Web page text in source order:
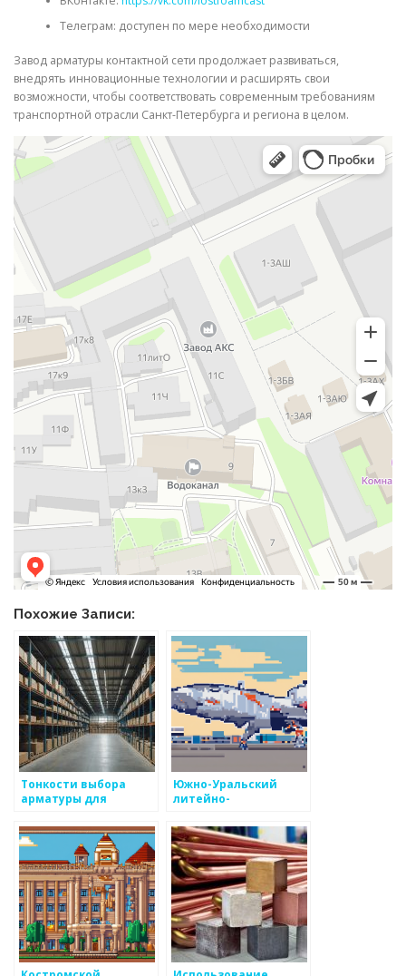
Телеграм: доступен по мере необходимости
Завод арматуры контактной сети продолжает развиваться,
внедрять инновационные технологии и расширять свои
возможности, чтобы соответствовать современным требованиям
транспортной отрасли Санкт-Петербурга и региона в целом.
Похожие Записи:
Тонкости выбора
арматуры для
Южно-Уральский
литейно-